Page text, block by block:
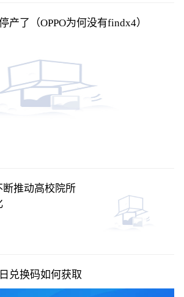
产了（OPPO为何没有findx4）
推动高校院所
兑换码如何获取